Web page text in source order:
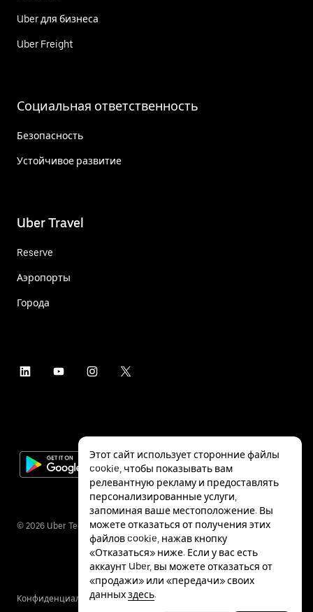
Uber для бизнеса
Uber Freight
Социальная ответственность
Безопасность
Устойчивое развитие
Uber Travel
Reserve
Аэропорты
Города
© 2026 Uber Technologies Inc.
КонфиденциальностьСпециальные
Этот сайт использует сторонние файлы
cookie, чтобы показывать вам
релевантную рекламу и предоставлять
персонализированные услуги,
запоминая ваше местоположение. Вы
можете отказаться от получения этих
файлов cookie, нажав кнопку
«Отказаться» ниже. Если у вас есть
аккаунт Uber, вы можете отказаться от
«продажи» или «передачи» своих
данныхздесь.